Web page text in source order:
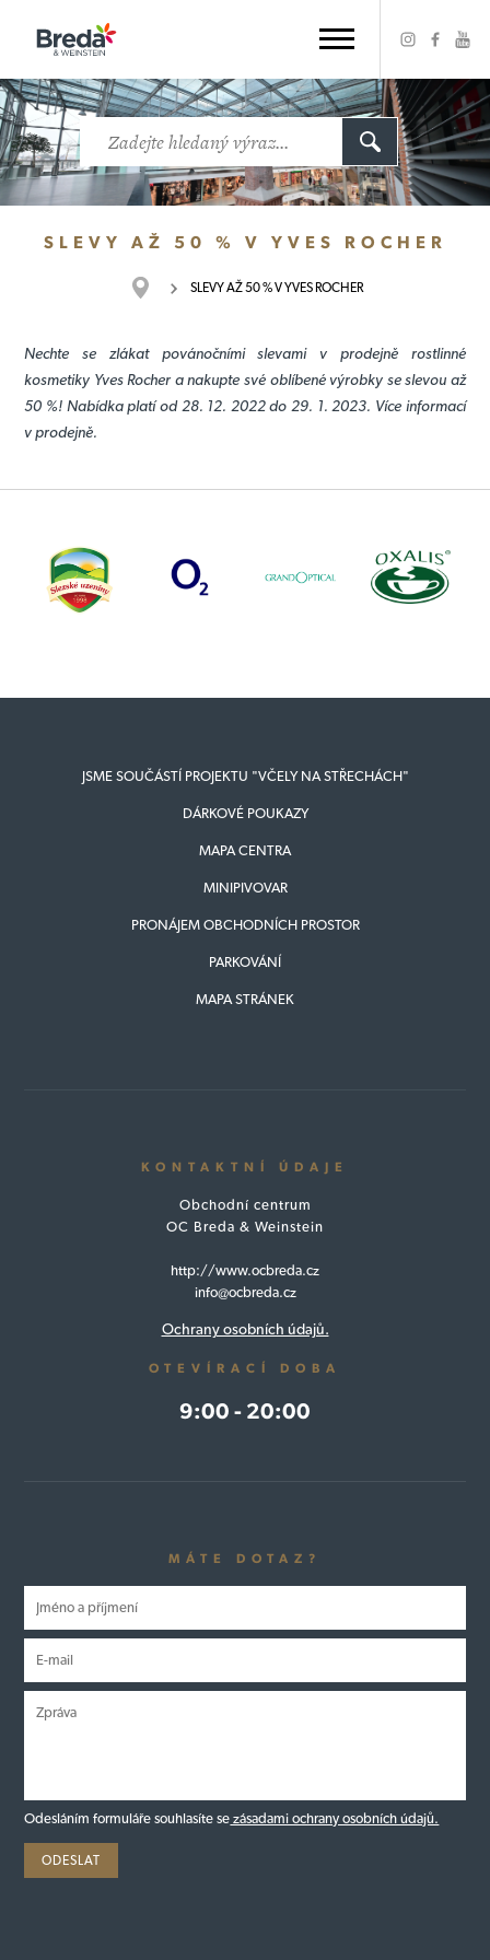
SLEVY AŽ 50 % V YVES ROCHER
SLEVY AŽ 50 % V YVES ROCHER
Nechte se zlákat povánočními slevami v prodejně rostlinné
kosmetiky Yves Rocher a nakupte své oblíbené výrobky se slevou až
50 %! Nabídka platí od 28. 12. 2022 do 29. 1. 2023. Více informací
v prodejně.
JSME SOUČÁSTÍ PROJEKTU "VČELY NA STŘECHÁCH"
DÁRKOVÉ POUKAZY
MAPA CENTRA
MINIPIVOVAR
PRONÁJEM OBCHODNÍCH PROSTOR
PARKOVÁNÍ
MAPA STRÁNEK
KONTAKTNÍ ÚDAJE
Obchodní centrum
OC Breda & Weinstein
http://www.ocbreda.cz
info@ocbreda.cz
Ochrany osobních údajů.
OTEVÍRACÍ DOBA
9:00 - 20:00
MÁTE DOTAZ?
Odesláním formuláře souhlasíte se zásadami ochrany osobních údajů.